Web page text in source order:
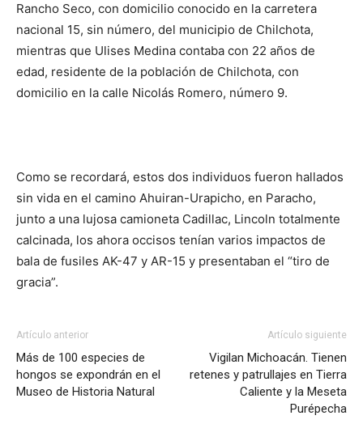
Rancho Seco, con domicilio conocido en la carretera
nacional 15, sin número, del municipio de Chilchota,
mientras que Ulises Medina contaba con 22 años de
edad, residente de la población de Chilchota, con
domicilio en la calle Nicolás Romero, número 9.
Como se recordará, estos dos individuos fueron hallados
sin vida en el camino Ahuiran-Urapicho, en Paracho,
junto a una lujosa camioneta Cadillac, Lincoln totalmente
calcinada, los ahora occisos tenían varios impactos de
bala de fusiles AK-47 y AR-15 y presentaban el “tiro de
gracia”.
Artículo anterior
Más de 100 especies de
hongos se expondrán en el
Museo de Historia Natural
Artículo siguiente
Vigilan Michoacán. Tienen
retenes y patrullajes en Tierra
Caliente y la Meseta
Purépecha